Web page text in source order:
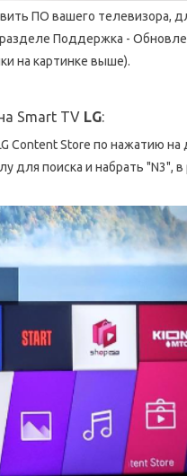
ПО вашего телевизора,
Поддержка -
на картинке выше).
Smart TV LG:
Content Store по нажатию
для поиска и набрать "N3", в